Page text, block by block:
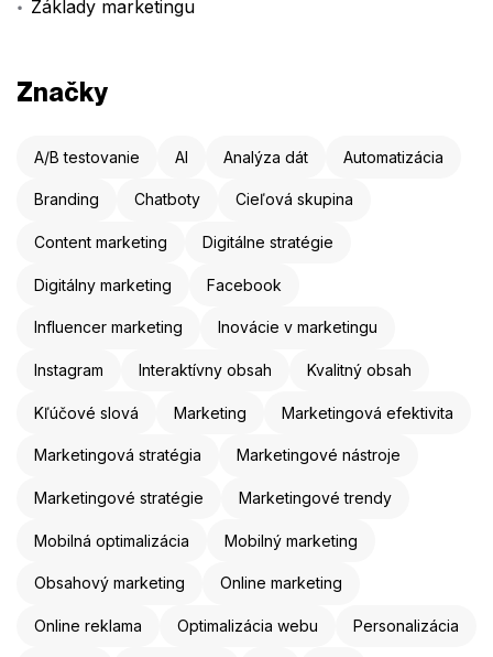
Základy marketingu
Značky
A/B testovanie AI Analýza dát Automatizácia
Branding Chatboty Cieľová skupina
Content marketing Digitálne stratégie
Digitálny marketing Facebook
Influencer marketing Inovácie v marketingu
Instagram Interaktívny obsah Kvalitný obsah
Kľúčové slová Marketing Marketingová efektivita
Marketingová stratégia Marketingové nástroje
Marketingové stratégie Marketingové trendy
Mobilná optimalizácia Mobilný marketing
Obsahový marketing Online marketing
Online reklama Optimalizácia webu Personalizácia